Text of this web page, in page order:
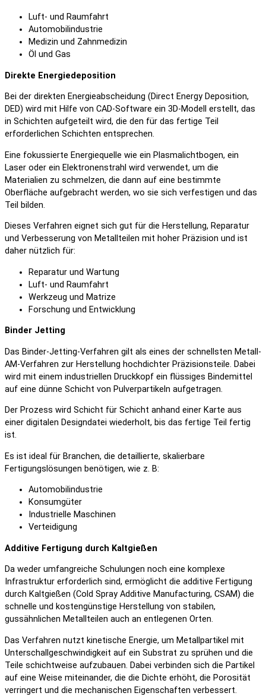
Luft- und Raumfahrt
Automobilindustrie
Medizin und Zahnmedizin
Öl und Gas
Direkte Energiedeposition
Bei der direkten Energieabscheidung (Direct Energy Deposition,
DED) wird mit Hilfe von CAD-Software ein 3D-Modell erstellt, das
in Schichten aufgeteilt wird, die den für das fertige Teil
erforderlichen Schichten entsprechen.
Eine fokussierte Energiequelle wie ein Plasmalichtbogen, ein
Laser oder ein Elektronenstrahl wird verwendet, um die
Materialien zu schmelzen, die dann auf eine bestimmte
Oberfläche aufgebracht werden, wo sie sich verfestigen und das
Teil bilden.
Dieses Verfahren eignet sich gut für die Herstellung, Reparatur
und Verbesserung von Metallteilen mit hoher Präzision und ist
daher nützlich für:
Reparatur und Wartung
Luft- und Raumfahrt
Werkzeug und Matrize
Forschung und Entwicklung
Binder Jetting
Das Binder-Jetting-Verfahren gilt als eines der schnellsten Metall-
AM-Verfahren zur Herstellung hochdichter Präzisionsteile. Dabei
wird mit einem industriellen Druckkopf ein flüssiges Bindemittel
auf eine dünne Schicht von Pulverpartikeln aufgetragen.
Der Prozess wird Schicht für Schicht anhand einer Karte aus
einer digitalen Designdatei wiederholt, bis das fertige Teil fertig
ist.
Es ist ideal für Branchen, die detaillierte, skalierbare
Fertigungslösungen benötigen, wie z. B:
Automobilindustrie
Konsumgüter
Industrielle Maschinen
Verteidigung
Additive Fertigung durch Kaltgießen
Da weder umfangreiche Schulungen noch eine komplexe
Infrastruktur erforderlich sind, ermöglicht die additive Fertigung
durch Kaltgießen (Cold Spray Additive Manufacturing, CSAM) die
schnelle und kostengünstige Herstellung von stabilen,
gussähnlichen Metallteilen auch an entlegenen Orten.
Das Verfahren nutzt kinetische Energie, um Metallpartikel mit
Unterschallgeschwindigkeit auf ein Substrat zu sprühen und die
Teile schichtweise aufzubauen. Dabei verbinden sich die Partikel
auf eine Weise miteinander, die die Dichte erhöht, die Porosität
verringert und die mechanischen Eigenschaften verbessert.